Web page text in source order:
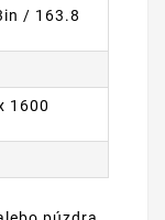
/ 163.8
1600